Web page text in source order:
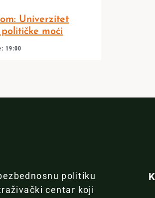
Univerzitet
moći
19:00
politiku
centar koji